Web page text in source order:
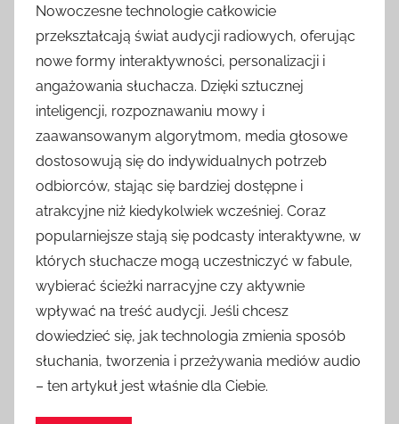
Nowoczesne technologie całkowicie
przekształcają świat audycji radiowych, oferując
nowe formy interaktywności, personalizacji i
angażowania słuchacza. Dzięki sztucznej
inteligencji, rozpoznawaniu mowy i
zaawansowanym algorytmom, media głosowe
dostosowują się do indywidualnych potrzeb
odbiorców, stając się bardziej dostępne i
atrakcyjne niż kiedykolwiek wcześniej. Coraz
popularniejsze stają się podcasty interaktywne, w
których słuchacze mogą uczestniczyć w fabule,
wybierać ścieżki narracyjne czy aktywnie
wpływać na treść audycji. Jeśli chcesz
dowiedzieć się, jak technologia zmienia sposób
słuchania, tworzenia i przeżywania mediów audio
– ten artykuł jest właśnie dla Ciebie.